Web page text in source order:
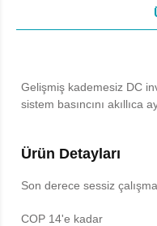
Gelişmiş kademesiz DC
sistem basıncını
Ürün Detayları
Son derece sessiz çalışma
COP 14'e kadar